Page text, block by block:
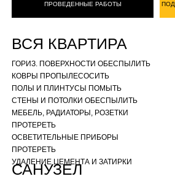
ГОРИЗ. ПОВЕРХНОСТИ ОБЕСПЫЛИТЬ
КОВРЫ ПРОПЫЛЕСОСИТЬ
ПОЛЫ И ПЛИНТУСЫ ПОМЫТЬ
СТЕНЫ И ПОТОЛКИ ОБЕСПЫЛИТЬ
МЕБЕЛЬ, РАДИАТОРЫ, РОЗЕТКИ
ПРОТЕРЕТЬ
ОСВЕТИТЕЛЬНЫЕ ПРИБОРЫ
ПРОТЕРЕТЬ
УДАЛЕНИЕ ЦЕМЕНТА И ЗАТИРКИ
ВСЯ КВАРТИРА
САНУЗЕЛ
ПРОВЕДЕННЫЕ РАБОТЫ